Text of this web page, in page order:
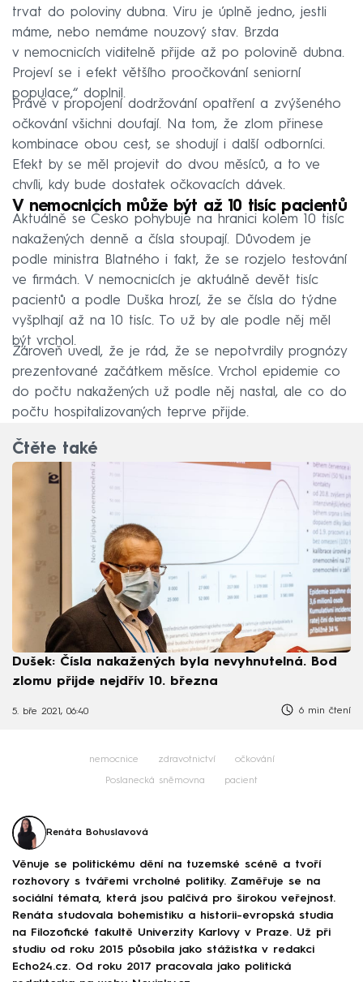
trvat do poloviny dubna. Viru je úplně jedno, jestli
máme, nebo nemáme nouzový stav. Brzda
v nemocnicích viditelně přijde až po polovině dubna.
Projeví se i efekt většího proočkování seniorní
populace,“ doplnil.
Právě v propojení dodržování opatření a zvýšeného
očkování všichni doufají. Na tom, že zlom přinese
kombinace obou cest, se shodují i další odborníci.
Efekt by se měl projevit do dvou měsíců, a to ve
chvíli, kdy bude dostatek očkovacích dávek.
V nemocnicích může být až 10 tisíc pacientů
Aktuálně se Česko pohybuje na hranici kolem 10 tisíc
nakažených denně a čísla stoupají. Důvodem je
podle ministra Blatného i fakt, že se rozjelo testování
ve firmách. V nemocnicích je aktuálně devět tisíc
pacientů a podle Duška hrozí, že se čísla do týdne
vyšplhají až na 10 tisíc. To už by ale podle něj měl
být vrchol.
Zároveň uvedl, že je rád, že se nepotvrdily prognózy
prezentované začátkem měsíce. Vrchol epidemie co
do počtu nakažených už podle něj nastal, ale co do
počtu hospitalizovaných teprve přijde.
Čtěte také
Dušek: Čísla nakažených byla nevyhnutelná. Bod
zlomu přijde nejdřív 10. března
5. bře 2021, 06:40 6 min čtení
nemocnice zdravotnictví očkování
Poslanecká sněmovna pacient
Renáta Bohuslavová
Věnuje se politickému dění na tuzemské scéně a tvoří
rozhovory s tvářemi vrcholné politiky. Zaměřuje se na
sociální témata, která jsou palčivá pro širokou veřejnost.
Renáta studovala bohemistiku a historii-evropská studia
na Filozofické fakultě Univerzity Karlovy v Praze. Už při
studiu od roku 2015 působila jako stážistka v redakci
Echo24.cz. Od roku 2017 pracovala jako politická